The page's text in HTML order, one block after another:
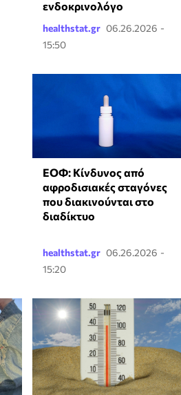
ενδοκρινολόγο
healthstat.gr 06.26.2026 -
15:50
ΕΟΦ: Κίνδυνος από
αφροδισιακές σταγόνες
που διακινούνται στο
διαδίκτυο
healthstat.gr 06.26.2026 -
15:20